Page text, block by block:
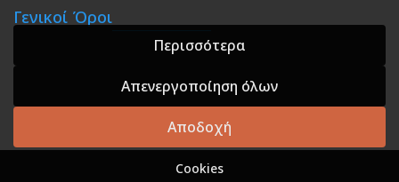
Κεντρική Βιβλία
Roleplaying Games Ψυχαγωγία Εκδόσεις Βάρδος
Σε Προσφορά
A theme by GradientThemes - A theme by Gradient
Themes
Γενικοί Όροι
Περισσότερα
Απενεργοποίηση όλων
Αποδοχή
Cookies